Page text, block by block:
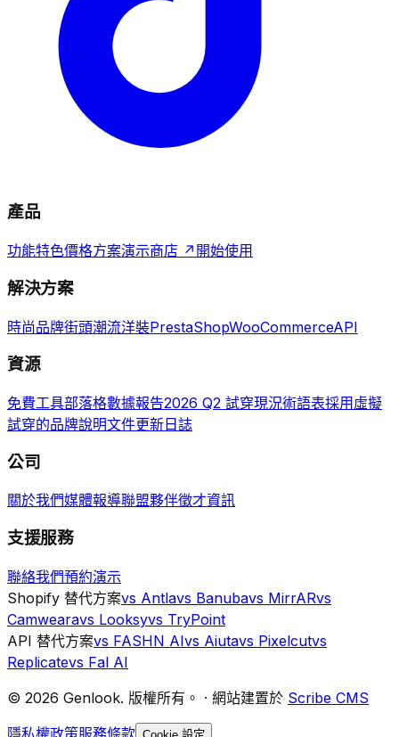
產品
功能特色價格方案演示商店 ↗ 開始使用
解決方案
時尚品牌街頭潮流洋裝PrestaShopWooCommerceAPI
資源
免費工具部落格數據報告2026 Q2 試穿現況術語表採用虛擬
試穿的品牌說明文件更新日誌
公司
關於我們媒體報導聯盟夥伴徵才資訊
支援服務
聯絡我們預約演示
Shopify 替代方案vs Antlavs Banubavs MirrARvs
Camwearavs Looksyvs TryPoint
API 替代方案vs FASHN AIvs Aiutavs Pixelcutvs
Replicatevs Fal AI
© 2026 Genlook. 版權所有。 · 網站建置於 Scribe CMS
隱私權政策服務條款